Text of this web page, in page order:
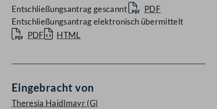
Entschließungsantrag gescannt
PDF
Entschließungsantrag elektronisch übermittelt
PDF
HTML
Eingebracht von
Theresia Haidlmayr(G)